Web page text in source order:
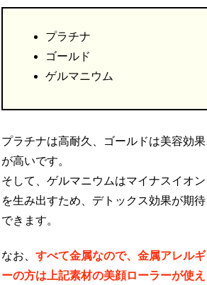
プラチナ
ゴールド
ゲルマニウム
プラチナは高耐久、ゴールドは美容効果
が高いです。
そして、ゲルマニウムはマイナスイオン
を生み出すため、デトックス効果が期待
できます。
なお、すべて金属なので、金属アレルギ
ーの方は上記素材の美顔ローラーが使え